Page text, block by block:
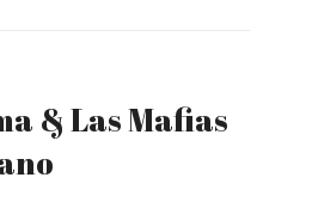
& Las Mafias